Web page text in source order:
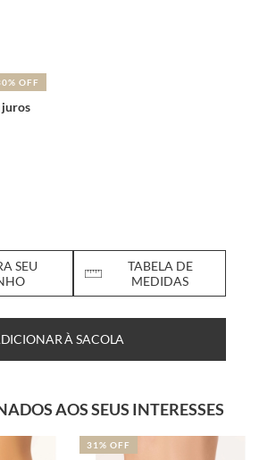
OFF
juros
SEU
TABELA DE
MEDIDAS
À SACOLA
AOS SEUS INTERESSES
31% OFF